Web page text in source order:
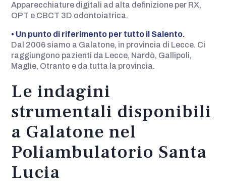
Apparecchiature digitali ad alta definizione per RX,
OPT e CBCT 3D odontoiatrica.
• Un punto di riferimento per tutto il Salento.
Dal 2006 siamo a Galatone, in provincia di Lecce. Ci
raggiungono pazienti da Lecce, Nardò, Gallipoli,
Maglie, Otranto e da tutta la provincia.
Le indagini
strumentali disponibili
a Galatone nel
Poliambulatorio Santa
Lucia